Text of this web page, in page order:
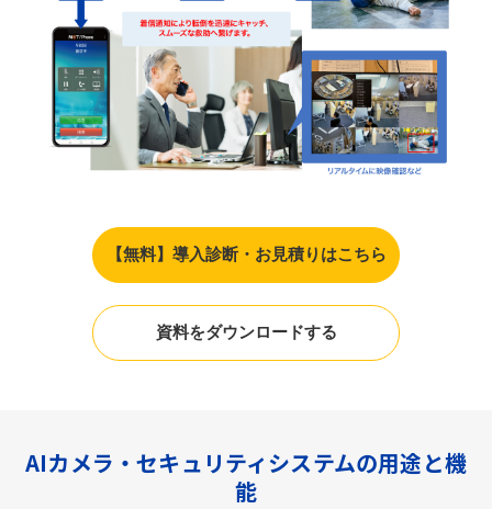
【無料】導入診断・お見積りはこちら
資料をダウンロードする
AIカメラ・セキュリティシステムの用途と機
能